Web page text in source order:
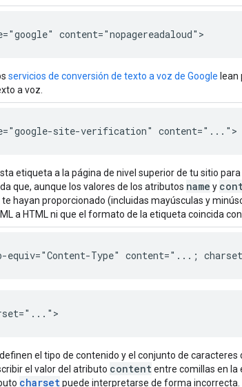
content="nopagereadaloud">
servicios de conversión de texto a voz de Google
a voz.
site-verification" content="...">
etiqueta a la página de nivel superior de tu sitio para
que, aunque los valores de los atributos name y
te hayan proporcionado (incluidas mayúsculas y
a HTML ni que el formato de la etiqueta coincida con
equiv="Content-Type" content="...;
el tipo de contenido y el conjunto de caracteres
el valor del atributo contententre comillas en la
charsetpuede interpretarse de forma